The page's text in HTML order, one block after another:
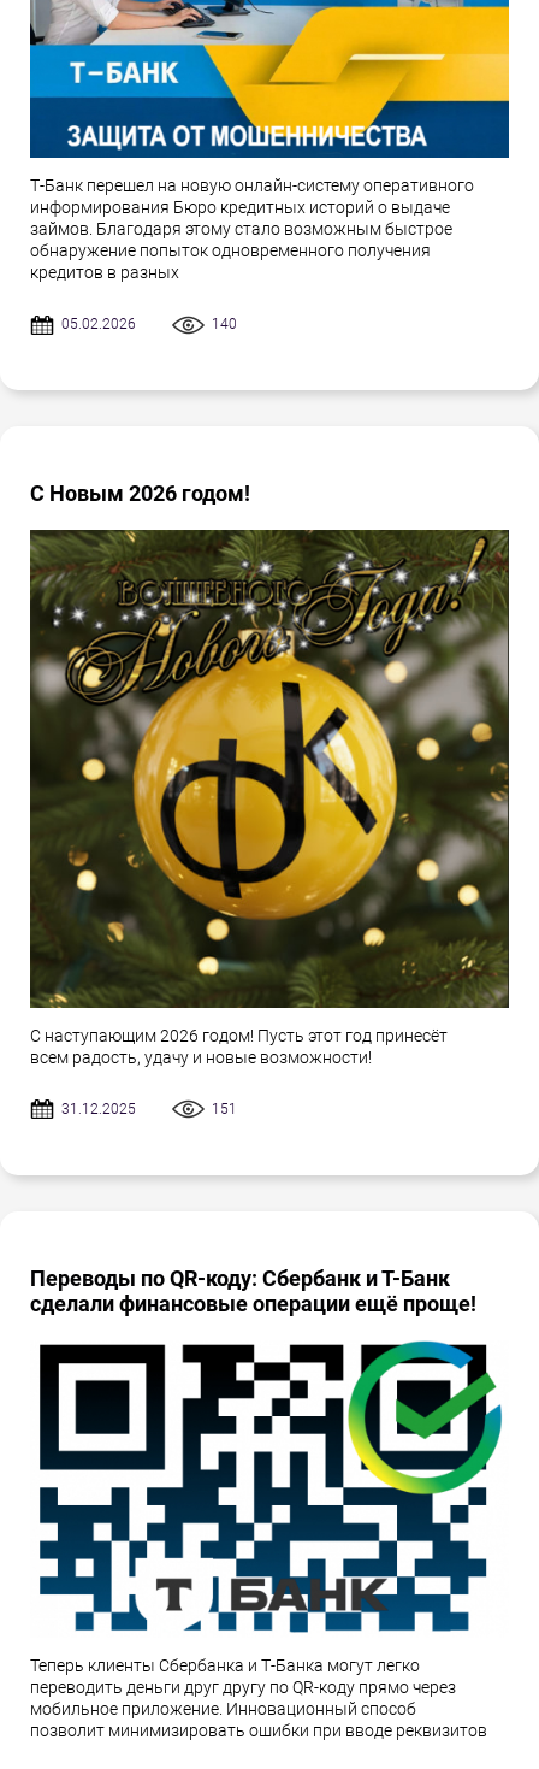
Т-Банк перешел на новую онлайн-систему оперативного
информирования Бюро кредитных историй о выдаче
займов. Благодаря этому стало возможным быстрое
обнаружение попыток одновременного получения
кредитов в разных
05.02.2026 140
С Новым 2026 годом!
С наступающим 2026 годом! Пусть этот год принесёт
всем радость, удачу и новые возможности!
31.12.2025 151
Переводы по QR-коду: Сбербанк и Т-Банк
сделали финансовые операции ещё проще!
Теперь клиенты Сбербанка и Т-Банка могут легко
переводить деньги друг другу по QR-коду прямо через
мобильное приложение. Инновационный способ
позволит минимизировать ошибки при вводе реквизитов